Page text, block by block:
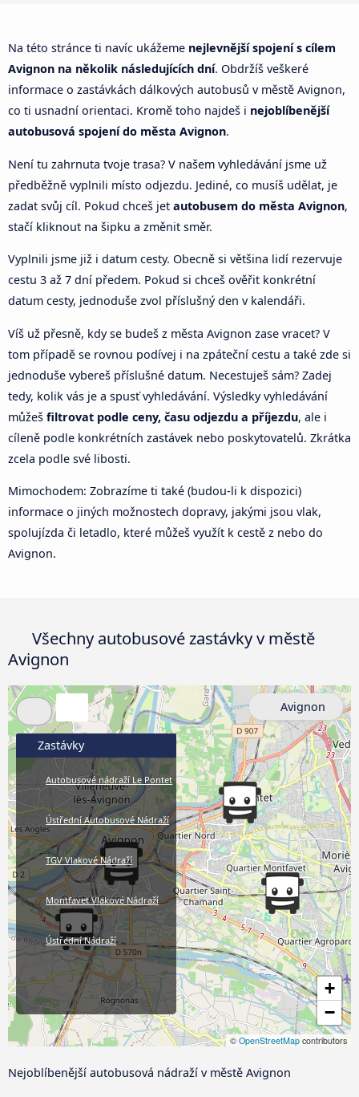
Na této stránce ti navíc ukážeme nejlevnější spojení s cílem
Avignon na několik následujících dní. Obdržíš veškeré
informace o zastávkách dálkových autobusů v městě Avignon,
co ti usnadní orientaci. Kromě toho najdeš i nejoblíbenější
autobusová spojení do města Avignon.
Není tu zahrnuta tvoje trasa? V našem vyhledávání jsme už
předběžně vyplnili místo odjezdu. Jediné, co musíš udělat, je
zadat svůj cíl. Pokud chceš jet autobusem do města Avignon,
stačí kliknout na šipku a změnit směr.
Vyplnili jsme již i datum cesty. Obecně si většina lidí rezervuje
cestu 3 až 7 dní předem. Pokud si chceš ověřit konkrétní
datum cesty, jednoduše zvol příslušný den v kalendáři.
Víš už přesně, kdy se budeš z města Avignon zase vracet? V
tom případě se rovnou podívej i na zpáteční cestu a také zde si
jednoduše vybereš příslušné datum. Necestuješ sám? Zadej
tedy, kolik vás je a spusť vyhledávání. Výsledky vyhledávání
můžeš filtrovat podle ceny, času odjezdu a příjezdu, ale i
cíleně podle konkrétních zastávek nebo poskytovatelů. Zkrátka
zcela podle své libosti.
Mimochodem: Zobrazíme ti také (budou-li k dispozici)
informace o jiných možnostech dopravy, jakými jsou vlak,
spolujízda či letadlo, které můžeš využít k cestě z nebo do
Avignon.
Všechny autobusové zastávky v městě
Avignon
+
−
© OpenStreetMap contributors
Zastávky
Autobusové nádraží Le Pontet
Ústřední Autobusové Nádraží
TGV Vlakové Nádraží
Montfavet Vlakové Nádraží
Ústřední Nádraží
Avignon
Nejoblíbenější autobusová nádraží v městě Avignon